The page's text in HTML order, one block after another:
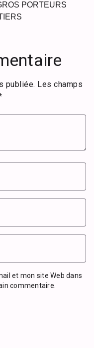
PORTEURS
publiée. Les champs
et mon site Web dans
commentaire.